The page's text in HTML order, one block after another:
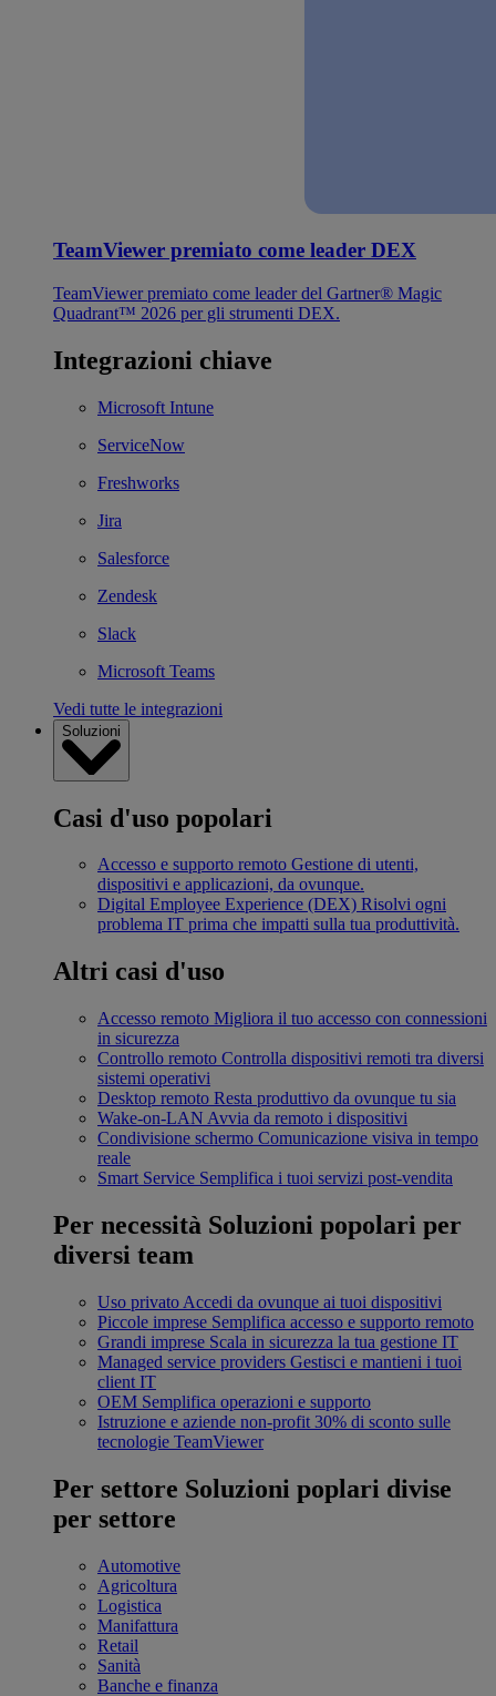
TeamViewer premiato come leader DEX
TeamViewer premiato come leader del Gartner® Magic
Quadrant™ 2026 per gli strumenti DEX.
Integrazioni chiave
Microsoft Intune
ServiceNow
Freshworks
Jira
Salesforce
Zendesk
Slack
Microsoft Teams
Vedi tutte le integrazioni
Soluzioni
Casi d'uso popolari
Accesso e supporto remoto Gestione di utenti,
dispositivi e applicazioni, da ovunque.
Digital Employee Experience (DEX) Risolvi ogni
problema IT prima che impatti sulla tua produttività.
Altri casi d'uso
Accesso remoto Migliora il tuo accesso con connessioni
in sicurezza
Controllo remoto Controlla dispositivi remoti tra diversi
sistemi operativi
Desktop remoto Resta produttivo da ovunque tu sia
Wake-on-LAN Avvia da remoto i dispositivi
Condivisione schermo Comunicazione visiva in tempo
reale
Smart Service Semplifica i tuoi servizi post-vendita
Per necessità Soluzioni popolari per
diversi team
Uso privato Accedi da ovunque ai tuoi dispositivi
Piccole imprese Semplifica accesso e supporto remoto
Grandi imprese Scala in sicurezza la tua gestione IT
Managed service providers Gestisci e mantieni i tuoi
client IT
OEM Semplifica operazioni e supporto
Istruzione e aziende non-profit 30% di sconto sulle
tecnologie TeamViewer
Per settore Soluzioni poplari divise
per settore
Automotive
Agricoltura
Logistica
Manifattura
Retail
Sanità
Banche e finanza